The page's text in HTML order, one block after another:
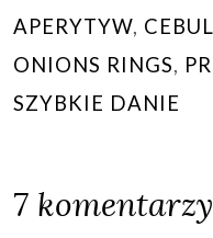
APERYTYW,
ONIONS RINGS,
SZYBKIE DANIE
7 komentarzy